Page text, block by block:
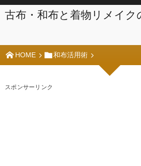
古布・和布と着物リメイク
HOME 和布活用術
スポンサーリンク